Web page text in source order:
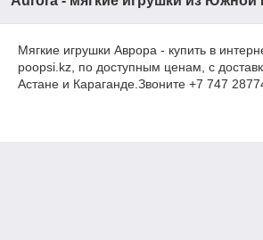
Мягкие игрушки Аврора - купить в
poopsi.kz, по доступным ценам, с
Астане и Караганде.Звоните +7 747